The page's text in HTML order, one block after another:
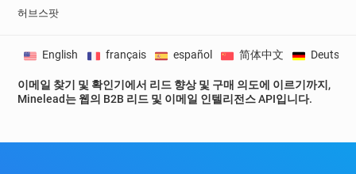
허브스팟
이메일 찾기 및 확인기에서 리드 향상 및 구매 의도에 이르기까지,
Minelead는 웹의 B2B 리드 및 이메일 인텔리전스 API입니다.
English français español 简体中文 Deutsch